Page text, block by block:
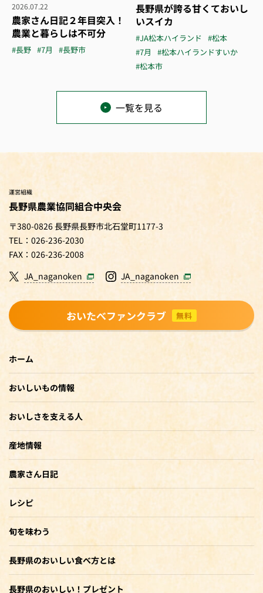
2026.07.22
農家さん日記２年目突入！
農業と暮らしは不可分
#長野 #7月 #長野市
長野県が誇る甘くておいし
いスイカ
#JA松本ハイランド #松本
#7月
#松本ハイランドすいか
#松本市
一覧を見る
運営組織
長野県農業協同組合中央会
〒380-0826 長野県長野市北石堂町1177-3
TEL：026-236-2030
FAX：026-236-2008
JA_naganoken
JA_naganoken
おいたべファンクラブ 無料
ホーム
おいしいもの情報
おいしさを支える人
産地情報
農家さん日記
レシピ
旬を味わう
長野県のおいしい食べ方とは
長野県のおいしい！プレゼント